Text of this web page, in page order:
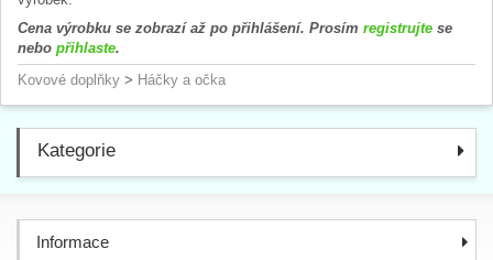
Cena výrobku se zobrazí až po přihlášení. Prosím registrujte se
nebo přihlaste.
Kovové doplňky > Háčky a očka
Kategorie
Informace